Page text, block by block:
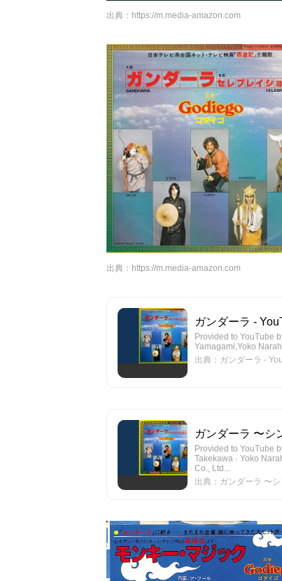
出典： https://m.media-amazon.com
出典： https://m.media-amazon.com
ガンダーラ -
Provided to YouTube
Yamagami,Yoko
出典：ガンダーラ -
ガンダーラ 〜シ
Provided to YouTube
Takekawa · Yoko
Co., Ltd...
出典：ガンダーラ 〜